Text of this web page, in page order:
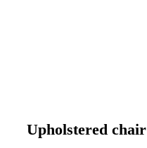
Upholstered chair